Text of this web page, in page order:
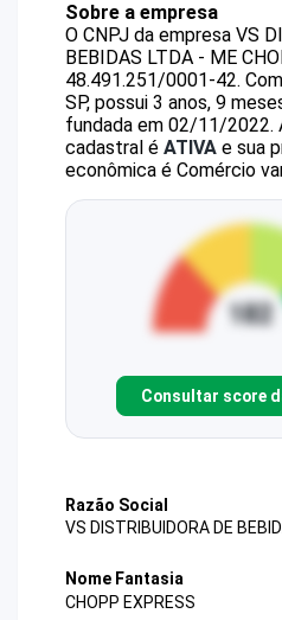
Sobre a empresa
O CNPJ da empresa VS
BEBIDAS LTDA - ME
48.491.251/0001-42.
SP, possui 3 anos, 9
fundada em 02/11/2022.
cadastral é ATIVA e sua
econômica é Comércio
Consultar score
Razão Social
VS DISTRIBUIDORA DE
Nome Fantasia
CHOPP EXPRESS